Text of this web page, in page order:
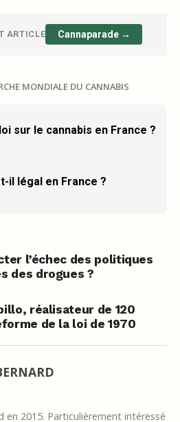
ARTICLE Cannaparade →
MONDIALE DU CANNABIS
sur le cannabis en France ?
il légal en France ?
l’échec des politiques
des drogues ?
réalisateur de 120
de la loi de 1970
en 2015. Particulièrement intéressé